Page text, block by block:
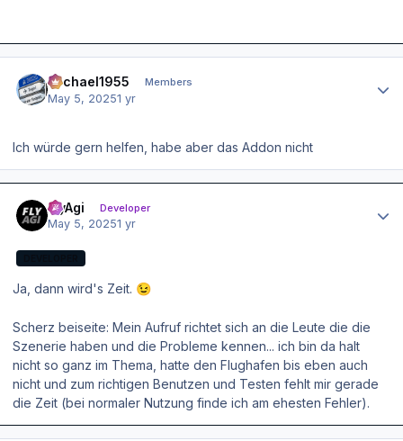
Michael1955 Members
May 5, 20251 yr
Ich würde gern helfen, habe aber das Addon nicht
FlyAgi Developer
May 5, 20251 yr
Ja, dann wird's Zeit. 😉
Scherz beiseite: Mein Aufruf richtet sich an die Leute die die
Szenerie haben und die Probleme kennen... ich bin da halt
nicht so ganz im Thema, hatte den Flughafen bis eben auch
nicht und zum richtigen Benutzen und Testen fehlt mir gerade
die Zeit (bei normaler Nutzung finde ich am ehesten Fehler).